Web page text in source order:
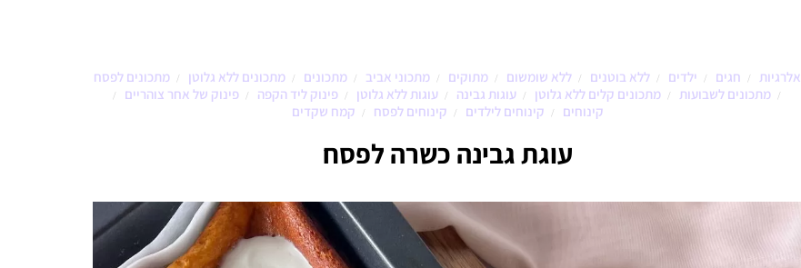
אלרגיות / חגים / ילדים / ללא בוטנים / ללא שומשום / מתוקים / מתכוני אביב / מתכונים / מתכונים ללא גלוטן / מתכונים לפסח
/ מתכונים לשבועות / מתכונים קלים ללא גלוטן / עוגות גבינה / עוגות ללא גלוטן / פינוק ליד הקפה / פינוק של אחר צוהריים /
קינוחים / קינוחים לילדים / קינוחים לפסח / קמח שקדים
עוגת גבינה כשרה לפסח